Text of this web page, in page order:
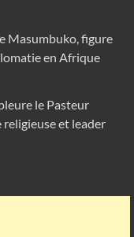
Masumbuko, figure
en Afrique
le Pasteur
et leader